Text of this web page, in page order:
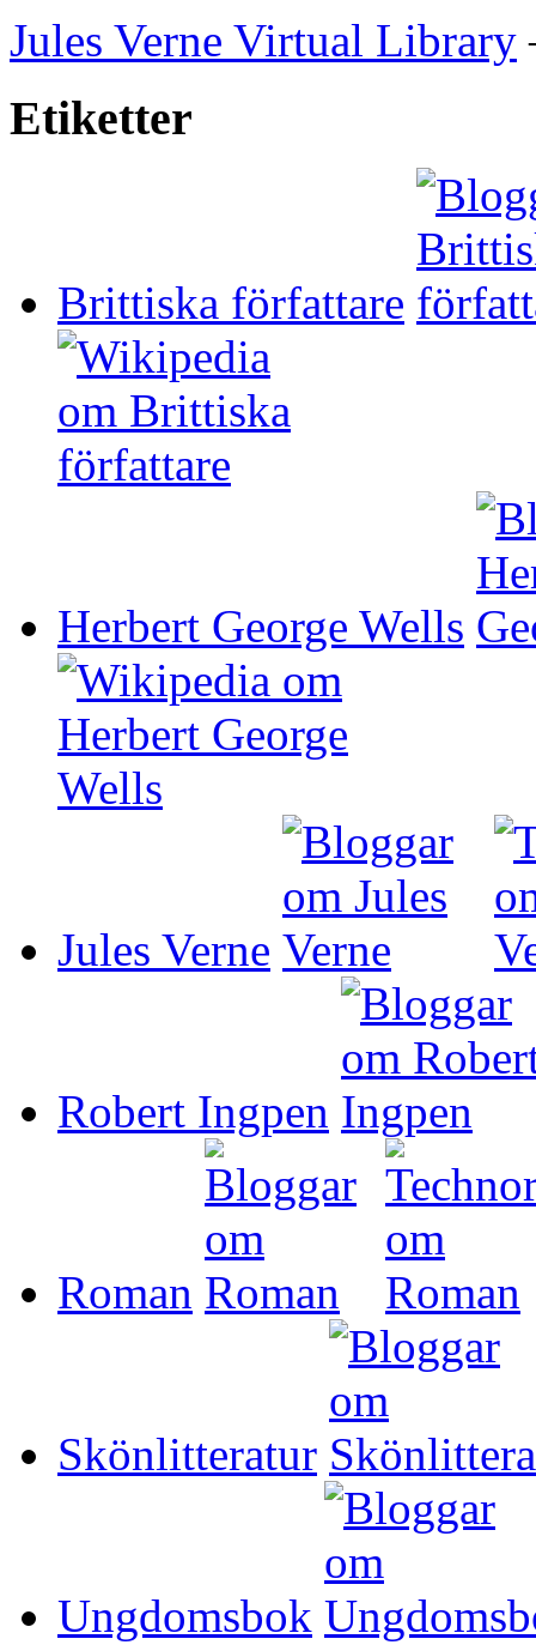
Jules Verne Virtual Library
Etiketter
Brittiska författare
Herbert George Wells
Jules Verne
Robert Ingpen
Roman
Skönlitteratur
Ungdomsbok